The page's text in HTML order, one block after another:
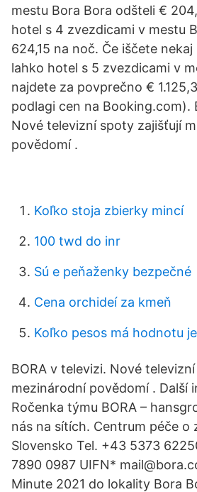
mestu Bora Bora odšteli €
hotel s 4 zvezdicami v mestu
624,15 na noč. Če iščete
lahko hotel s 5 zvezdicami v
najdete za povprečno €
podlagi cen na Booking.com).
Nové televizní spoty zajišťují
povědomí .
Koľko stoja zbierky mincí
100 twd do inr
Sú e peňaženky bezpečné
Cena orchideí za kmeň
Koľko pesos má hodnotu
BORA v televizi. Nové
mezinárodní povědomí . Další
Ročenka týmu BORA –
nás na sítích. Centrum péče o
Slovensko Tel. +43 5373
7890 0987 UIFN*
Minute 2021 do lokality Bora